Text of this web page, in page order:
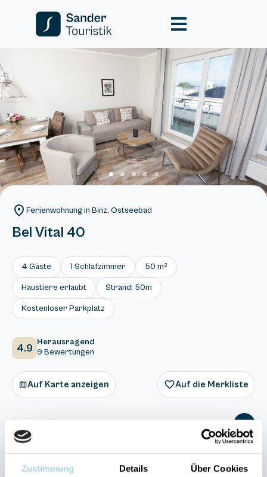
Zustimmung Details Über Cookies
Ferienwohnung in Binz, Ostseebad
Bel Vital 40
4 Gäste 1 Schlafzimmer 50 m²
Haustiere erlaubt Strand: 50m
Kostenloser Parkplatz
4.9 Herausragend
9 Bewertungen
Auf Karte anzeigen Auf die Merkliste
Beschreibung
Ausstattung